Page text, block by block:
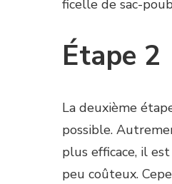
ficelle de sac-
Étape 2
La deuxième
possible.
plus efficace, il
peu coûteux.